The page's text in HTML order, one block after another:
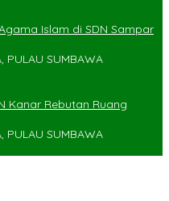
Islam di SDN Sampar
PULAU SUMBAWA
Kanar Rebutan Ruang
PULAU SUMBAWA